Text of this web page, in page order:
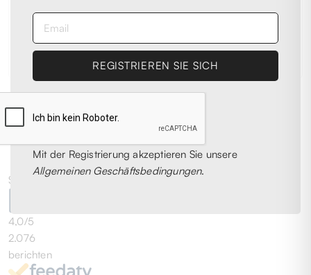
Mit der Registrierung akzeptieren Sie unsere
Allgemeinen Geschäftsbedingungen.
Frauenhose
€ 171,00
€ 190,00 - 10%
- Modyva - schwarz
Sehr Gut
4,0/5
2.076
berichten